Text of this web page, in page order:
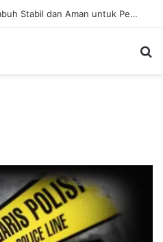
Bisnis Rumahan yang Tumbuh Stabil dan Aman untuk Pendapatan Jangka Panjang